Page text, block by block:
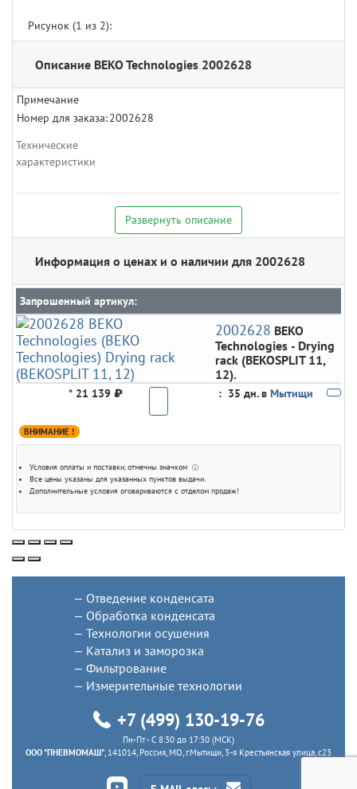
Рисунок (1 из 2):
Описание BEKO Technologies 2002628
Технические
характеристики
Примечание
Номер для заказа:2002628
Развернуть описание
Информация о ценах и о наличии для 2002628
Запрошенный артикул:
2002628 BEKO
Technologies- Drying
rack (BEKOSPLIT 11,
12).
* 21 139 ₽ : 35 дн. в Мытищи
ВНИМАНИЕ !
Условия оплаты и поставки, отмечны значком ⓘ
Все цены указаны для указанных пунктов выдачи.
Дополнительные условия оговариваются с отделом продаж!
Отведение конденсата
Обработка конденсата
Технологии осушения
Катализ и заморозка
Фильтрование
Измерительные технологии
+7 (499) 130-19-76
Пн-Пт - C 8:30 до 17:30 (МСК)
ООО "ПНЕВМОМАШ" , 141014, Россия, МО, г.Мытищи, 3-я Крестьянская улица, с23